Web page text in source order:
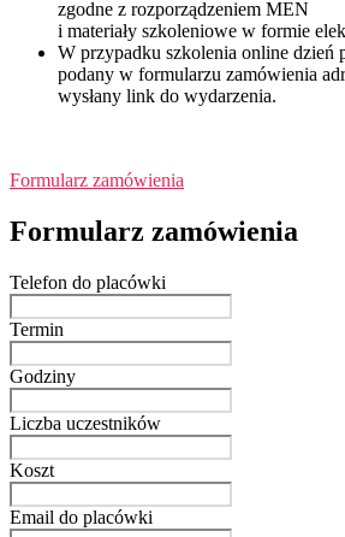
zgodne z rozporządzeniem MEN
i materiały szkoleniowe w formie
W przypadku szkolenia online dzień
podany w formularzu zamówienia
wysłany link do wydarzenia.
Formularz zamówienia
Formularz zamówienia
Telefon do placówki
Termin
Godziny
Liczba uczestników
Koszt
Email do placówki